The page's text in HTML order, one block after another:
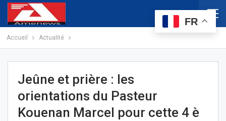
Accueil Actualité
Jeûne et prière : les
orientations du Pasteur
Kouenan Marcel pour cette 4 è
FR